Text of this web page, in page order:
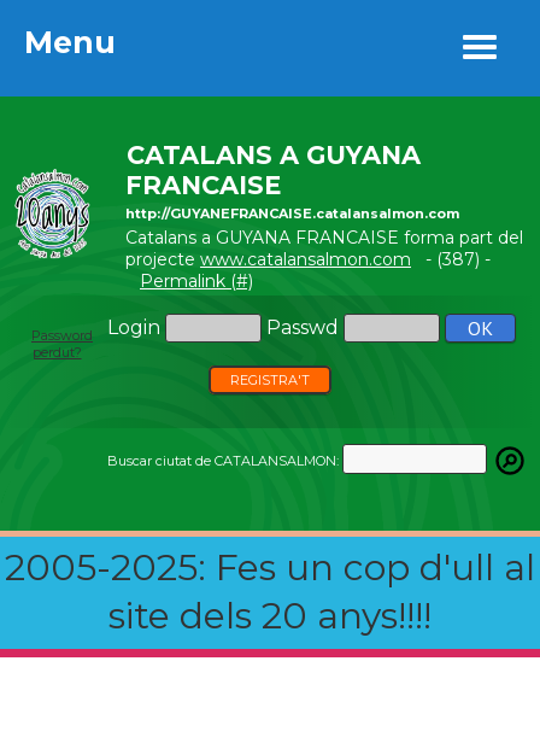
Menu
CATALANS A GUYANA
FRANCAISE
http://GUYANEFRANCAISE.catalansalmon.com
Catalans a GUYANA FRANCAISE forma part del
projecte www.catalansalmon.com - (387) -
Permalink (#)
Login Passwd
Password
perdut?
REGISTRA'T
Buscar ciutat de CATALANSALMON:
2005-2025: Fes un cop d'ull al
site dels 20 anys!!!!
Menu